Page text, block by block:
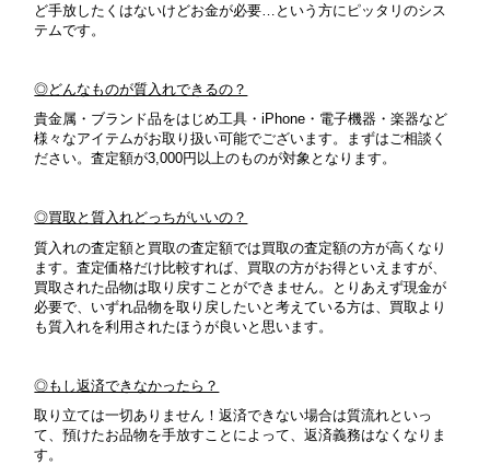
ど手放したくはないけどお金が必要…という方にピッタリのシス
テムです。
◎どんなものが質入れできるの？
貴金属・ブランド品をはじめ工具・iPhone・電子機器・楽器など
様々なアイテムがお取り扱い可能でございます。まずはご相談く
ださい。査定額が3,000円以上のものが対象となります。
◎買取と質入れどっちがいいの？
質入れの査定額と買取の査定額では買取の査定額の方が高くなり
ます。査定価格だけ比較すれば、買取の方がお得といえますが、
買取された品物は取り戻すことができません。とりあえず現金が
必要で、いずれ品物を取り戻したいと考えている方は、買取より
も質入れを利用されたほうが良いと思います。
◎もし返済できなかったら？
取り立ては一切ありません！返済できない場合は質流れといっ
て、預けたお品物を手放すことによって、返済義務はなくなりま
す。